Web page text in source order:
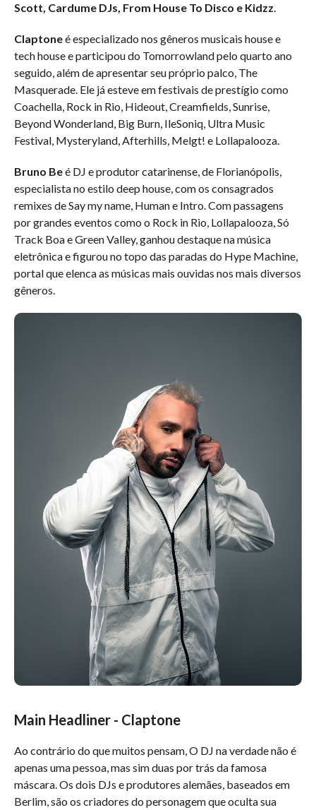
Scott, Cardume DJs, From House To Disco e Kidzz.
Claptoneé especializado nos gêneros musicais house e
tech house e participou do Tomorrowland pelo quarto ano
seguido, além de apresentar seu próprio palco, The
Masquerade. Ele já esteve em festivais de prestígio como
Coachella, Rock in Rio, Hideout, Creamfields, Sunrise,
Beyond Wonderland, Big Burn, IleSoniq, Ultra Music
Festival, Mysteryland, Afterhills, Melgt! e Lollapalooza.
Bruno Beé DJ e produtor catarinense, de Florianópolis,
especialista no estilo deep house, com os consagrados
remixes de Say my name, Human e Intro. Com passagens
por grandes eventos como o Rock in Rio, Lollapalooza, Só
Track Boa e Green Valley, ganhou destaque na música
eletrônica e figurou no topo das paradas do Hype Machine,
portal que elenca as músicas mais ouvidas nos mais diversos
gêneros.
Main Headliner - Claptone
Ao contrário do que muitos pensam, O DJ na verdade não é
apenas uma pessoa, mas sim duas por trás da famosa
máscara. Os dois DJs e produtores alemães, baseados em
Berlim, são os criadores do personagem que oculta sua